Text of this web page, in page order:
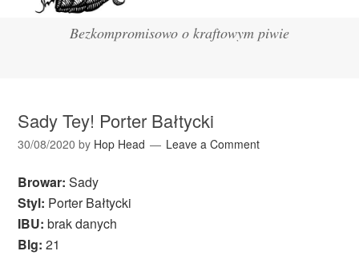
Bezkompromisowo o kraftowym piwie
Sady Tey! Porter Bałtycki
30/08/2020 by Hop Head Leave a Comment
Browar: Sady
Styl: Porter Bałtycki
IBU: brak danych
Blg: 21